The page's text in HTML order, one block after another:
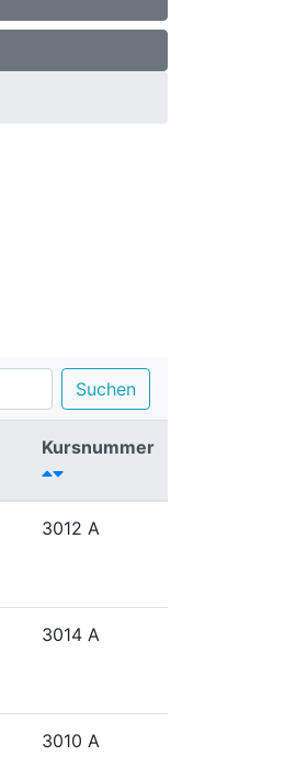
Suchen
Kursnummer
3012 A
3014 A
3010 A